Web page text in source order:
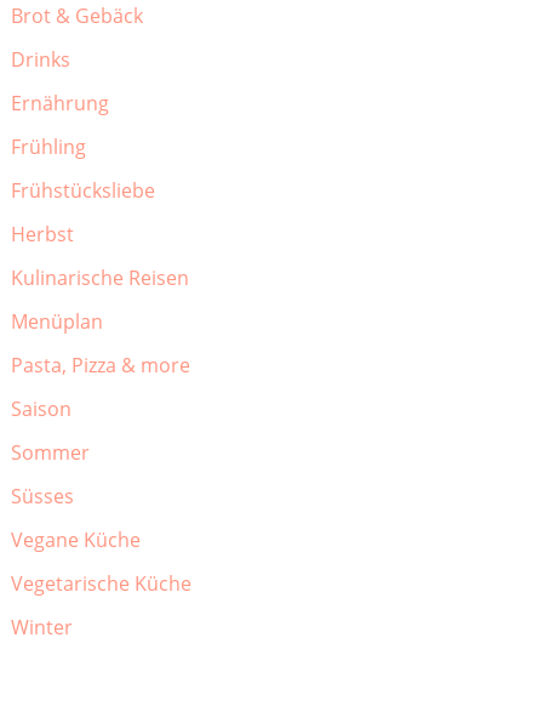
Brot & Gebäck
Drinks
Ernährung
Frühling
Frühstücksliebe
Herbst
Kulinarische Reisen
Menüplan
Pasta, Pizza & more
Saison
Sommer
Süsses
Vegane Küche
Vegetarische Küche
Winter